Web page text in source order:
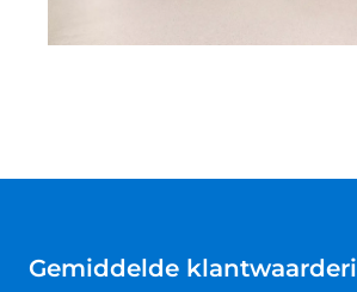
Gemiddelde